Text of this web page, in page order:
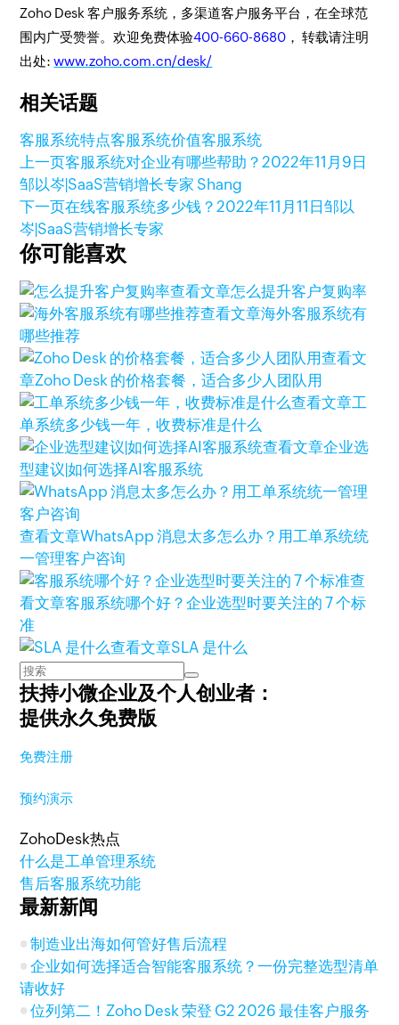
Zoho Desk 客户服务系统，多渠道客户服务平台，在全球范
围内广受赞誉。欢迎免费体验400-660-8680 ， 转载请注明
出处:www.zoho.com.cn/desk/
相关话题
客服系统特点客服系统价值客服系统
上一页客服系统对企业有哪些帮助？2022年11月9日
邹以岑|SaaS营销增长专家 Shang
下一页在线客服系统多少钱？2022年11月11日邹以
岑|SaaS营销增长专家
你可能喜欢
查看文章怎么提升客户复购率
查看文章海外客服系统有
哪些推荐
查看文
章Zoho Desk 的价格套餐，适合多少人团队用
查看文章工
单系统多少钱一年，收费标准是什么
查看文章企业选
型建议|如何选择AI客服系统
查看文章WhatsApp 消息太多怎么办？用工单系统统
一管理客户咨询
查
看文章客服系统哪个好？企业选型时要关注的 7 个标
准
查看文章SLA 是什么
扶持小微企业及个人创业者：
提供永久免费版
免费注册
预约演示
ZohoDesk热点
什么是工单管理系统
售后客服系统功能
最新新闻
制造业出海如何管好售后流程
企业如何选择适合智能客服系统？一份完整选型清单
请收好
位列第二！Zoho Desk 荣登 G2 2026 最佳客户服务